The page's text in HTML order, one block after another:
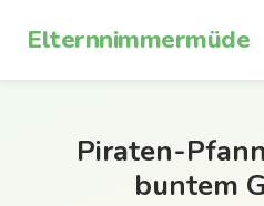
Elternnimmermüde
Piraten-
buntem